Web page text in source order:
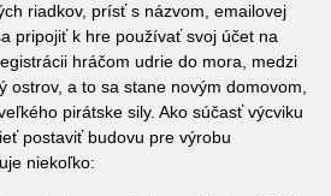
riadkov, prísť s názvom, emailovej
pripojiť k hre používať svoj účet na
hráčom udrie do mora, medzi
ostrov, a to sa stane novým domovom,
pirátske sily. Ako súčasť výcviku
postaviť budovu pre výrobu
niekoľko: